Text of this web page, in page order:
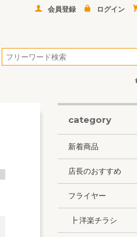
会員登録 ログイン
category
新着商品
店長のおすすめ
フライヤー
┣ 洋楽チラシ